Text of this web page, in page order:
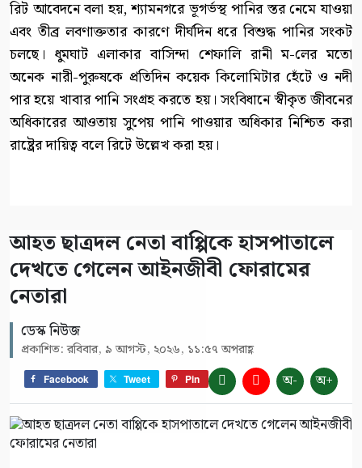
রিট আবেদনে বলা হয়, শ্যামনগরে ভূগর্ভস্থ পানির স্তর নেমে যাওয়া
এবং তীব্র লবণাক্ততার কারণে দীর্ঘদিন ধরে বিশুদ্ধ পানির সংকট
চলছে। ধুমঘাট এলাকার বাসিন্দা শেফালি রানী ম-লের মতো
অনেক নারী-পুরুষকে প্রতিদিন কয়েক কিলোমিটার হেঁটে ও নদী
পার হয়ে খাবার পানি সংগ্রহ করতে হয়। সংবিধানে স্বীকৃত জীবনের
অধিকারের আওতায় সুপেয় পানি পাওয়ার অধিকার নিশ্চিত করা
রাষ্ট্রের দায়িত্ব বলে রিটে উল্লেখ করা হয়।
আহত ছাত্রদল নেতা বাপ্পিকে হাসপাতালে
দেখতে গেলেন আইনজীবী ফোরামের
নেতারা
ডেস্ক নিউজ
প্রকাশিত: রবিবার, ৯ আগস্ট, ২০২৬, ১১:৫৭ অপরাহ্ণ
Facebook Tweet Pin অ- অ+